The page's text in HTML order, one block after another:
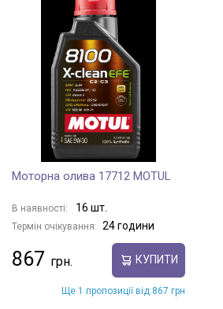
Моторна олива 17712 MOTUL
В наявності: 16 шт.
Термін очікування: 24 години
867 КУПИТИ
Ще 1 пропозиції від 867 грн